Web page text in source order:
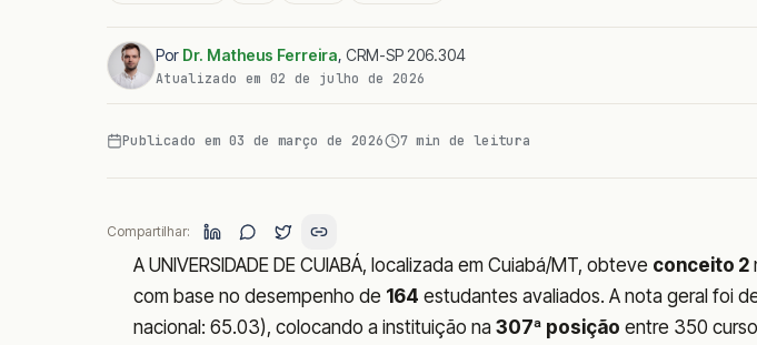
Por Dr. Matheus Ferreira, CRM-SP 206.304
Atualizado em 02 de julho de 2026
Publicado em 03 de março de 2026 7min de leitura
Compartilhar:
A UNIVERSIDADE DE CUIABÁ, localizada em Cuiabá/MT, obteve conceito 2
com base no desempenho de 164 estudantes avaliados. A nota geral foi
nacional: 65.03), colocando a instituição na 307ª posição entre 350